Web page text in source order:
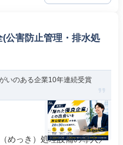
公害防止管理・排水処
いのある企業10年連続受賞
めっき）処理設備の導入／